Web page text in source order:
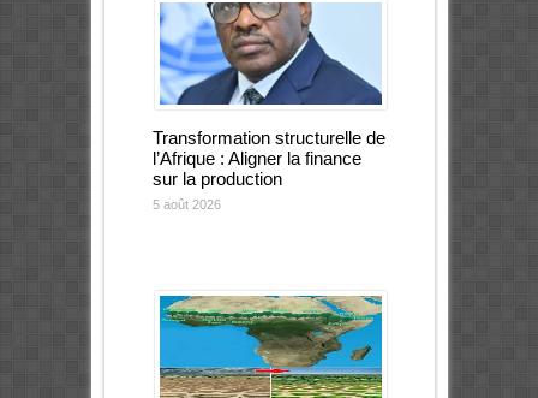
Transformation structurelle de
l’Afrique : Aligner la finance
sur la production
5 août 2026